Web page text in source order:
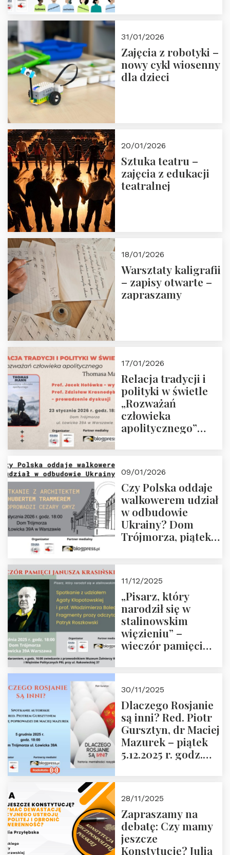
31/01/2026
Zajęcia z robotyki –
nowy cykl wiosenny
dla dzieci
20/01/2026
Sztuka teatru –
zajęcia z edukacji
teatralnej
18/01/2026
Warsztaty kaligrafii
– zapisy otwarte –
zapraszamy
17/01/2026
Relacja tradycji i
polityki w świetle
„Rozważań
człowieka
apolitycznego”
godz. 18:00.
Zapraszamy!
09/01/2026
Czy Polska oddaje
walkowerem udział
w odbudowie
Ukrainy? Dom
Trójmorza, piątek
11/12/2025
„Pisarz, który
narodził się w
stalinowskim
więzieniu” –
wieczór pamięci
zwiedzanie
Muzeum Żołnierzy
Wyklętych i
Więźniów
Politycznych PRL o
godz. 16:00 – 19
30/11/2025
Dlaczego Rosjanie
są inni? Red. Piotr
Gursztyn, dr Maciej
Mazurek – piątek
5.12.2025 r. godz.
28/11/2025
Zapraszamy na
debatę: Czy mamy
jeszcze
Konstytucję? Julia